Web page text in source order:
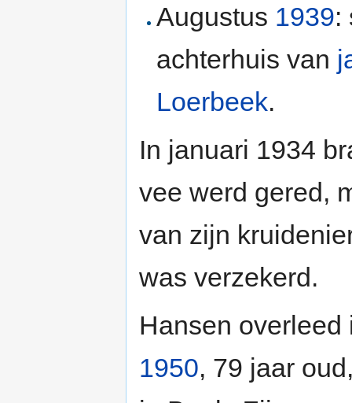
Augustus 1939:
achterhuis van
Loerbeek.
In januari 1934
vee werd gered,
van zijn
was verzekerd.
Hansen
1950, 79 jaar